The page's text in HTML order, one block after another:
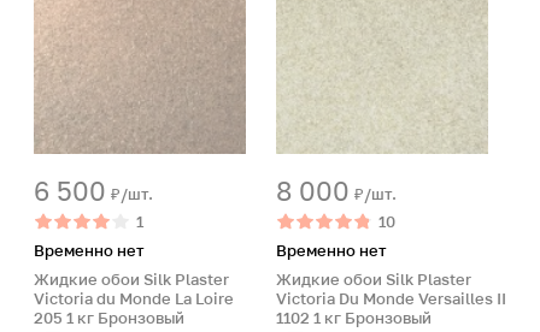
6 500 ₽/шт.
1
Временно нет
Жидкие обои Silk Plaster
Victoria du Monde La Loire
205 1 кг Бронзовый
8 000 ₽/шт.
10
Временно нет
Жидкие обои Silk Plaster
Victoria Du Monde Versailles II
1102 1 кг Бронзовый